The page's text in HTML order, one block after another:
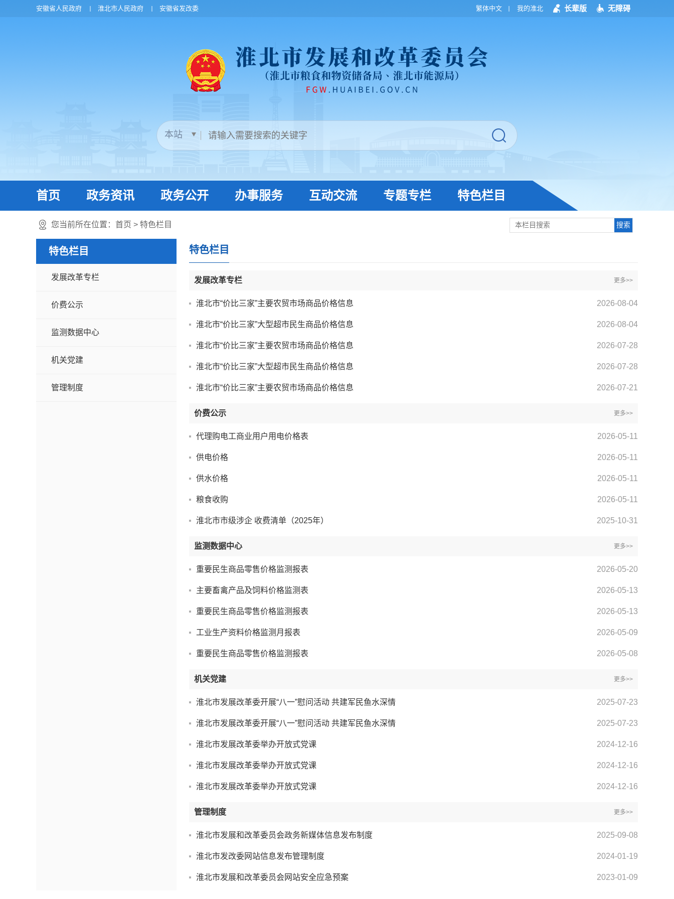
安徽省人民政府 淮北市人民政府 安徽省发改委 繁体中文 我的淮北 长辈版 无障碍
首页 政务资讯 政务公开 办事服务 互动交流 专题专栏 特色栏目
您当前所在位置： 首页 > 特色栏目
特色栏目
发展改革专栏
价费公示
监测数据中心
机关党建
管理制度
特色栏目
发展改革专栏 更多>>
淮北市“价比三家”主要农贸市场商品价格信息 2026-08-04
淮北市“价比三家”大型超市民生商品价格信息 2026-08-04
淮北市“价比三家”主要农贸市场商品价格信息 2026-07-28
淮北市“价比三家”大型超市民生商品价格信息 2026-07-28
淮北市“价比三家”主要农贸市场商品价格信息 2026-07-21
价费公示 更多>>
代理购电工商业用户用电价格表 2026-05-11
供电价格 2026-05-11
供水价格 2026-05-11
粮食收购 2026-05-11
淮北市市级涉企 收费清单（2025年） 2025-10-31
监测数据中心 更多>>
重要民生商品零售价格监测报表 2026-05-20
主要畜禽产品及饲料价格监测表 2026-05-13
重要民生商品零售价格监测报表 2026-05-13
工业生产资料价格监测月报表 2026-05-09
重要民生商品零售价格监测报表 2026-05-08
机关党建 更多>>
淮北市发展改革委开展“八一”慰问活动 共建军民鱼水深情 2025-07-23
淮北市发展改革委开展“八一”慰问活动 共建军民鱼水深情 2025-07-23
淮北市发展改革委举办开放式党课 2024-12-16
淮北市发展改革委举办开放式党课 2024-12-16
淮北市发展改革委举办开放式党课 2024-12-16
管理制度 更多>>
淮北市发展和改革委员会政务新媒体信息发布制度 2025-09-08
淮北市发改委网站信息发布管理制度 2024-01-19
淮北市发展和改革委员会网站安全应急预案 2023-01-09